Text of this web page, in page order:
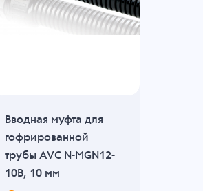
Вводная муфта для
гофрированной
трубы AVC N-MGN12-
10B, 10 мм